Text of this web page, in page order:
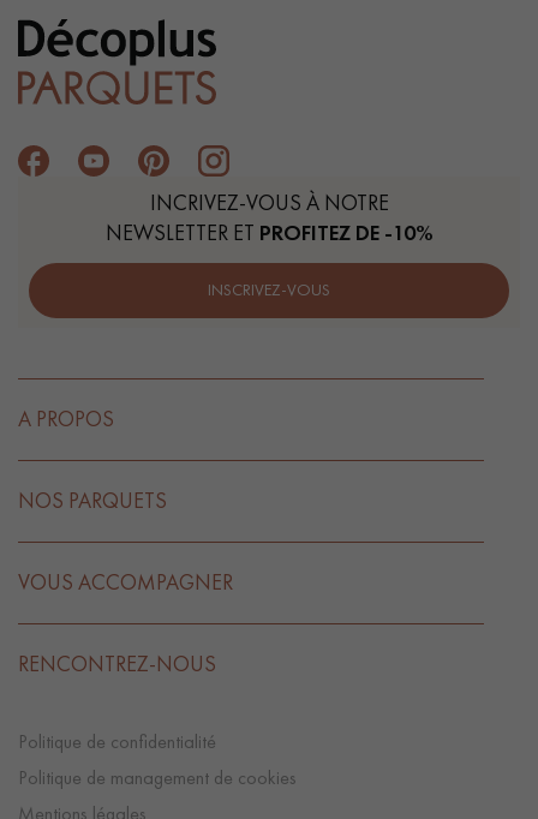
INCRIVEZ-VOUS À NOTRE
NEWSLETTER ET PROFITEZ DE -10%
INSCRIVEZ-VOUS
A PROPOS
NOS PARQUETS
VOUS ACCOMPAGNER
RENCONTREZ-NOUS
Politique de confidentialité
Politique de management de cookies
Mentions légales